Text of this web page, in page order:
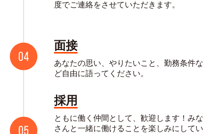
度でご連絡をさせていただきます。
面接
あなたの思い、やりたいこと、勤務条件な
ど自由に語ってください。
採用
ともに働く仲間として、歓迎します！みな
さんと一緒に働けることを楽しみにしてい